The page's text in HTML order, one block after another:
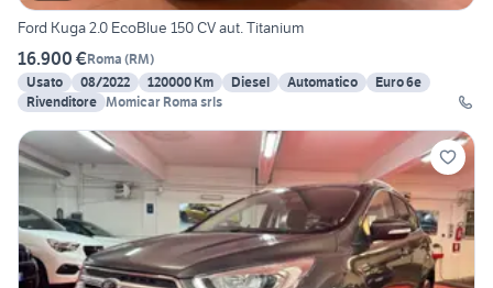
Ford Kuga 2.0 EcoBlue 150 CV aut. Titanium
16.900 €Roma (RM)
Usato
08/2022 120000 Km Diesel Automatico
Euro 6e
Rivenditore Momicar Roma srls